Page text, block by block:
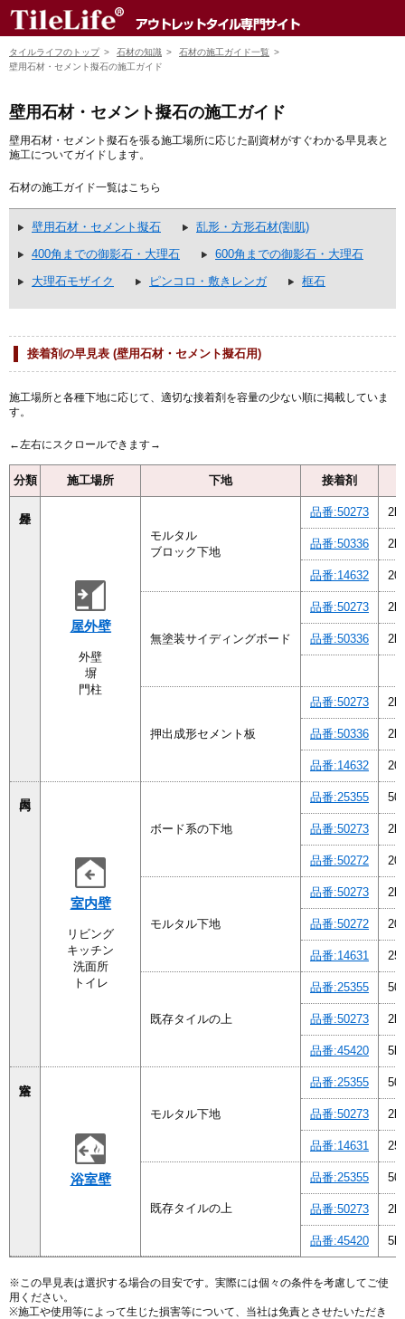
タイルライフのトップ 石材の知識
石材の施工ガイド一覧
壁用石材・セメント擬石の施工ガイド
壁用石材・セメント擬石の施工ガイド
壁用石材・セメント擬石を張る施工場所に応じた副資材がすぐわかる早見表と
施工についてガイドします。
石材の施工ガイド一覧はこちら
壁用石材・セメント擬石
乱形・方形石材(割肌)
400角までの御影石・大理石
600角までの御影石・大理石
大理石モザイク
ピンコロ・敷きレンガ 框石
接着剤の早見表 (壁用石材・セメント擬石用)
施工場所と各種下地に応じて、適切な接着剤を容量の少ない順に掲載していま
す。
分類 施工場所 下地 接着剤
屋外壁
外壁
塀
門柱
モルタル
ブロック下地
品番:50273
品番:50336
品番:14632
無塗装サイディングボード
品番:50273
品番:50336
押出成形セメント板
品番:50273
品番:50336
品番:14632
室内壁
リビング
キッチン
洗面所
トイレ
ボード系の下地
品番:25355
品番:50273
品番:50272
モルタル下地
品番:50273
品番:50272
品番:14631
既存タイルの上
品番:25355
品番:50273
品番:45420
浴室壁
モルタル下地
品番:25355
品番:50273
品番:14631
既存タイルの上
品番:25355
品番:50273
品番:45420
※この早見表は選択する場合の目安です。実際には個々の条件を考慮してご使
用ください。
※施工や使用等によって生じた損害等について、当社は免責とさせたいただき